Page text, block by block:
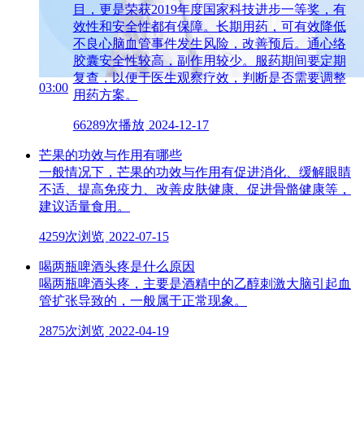
03:00
目，更是荣获2019年度国家科技进步一等奖，有
效性和安全性都有保障。长期用药，可有效降低
不良心脑血管事件发生风险，改善预后。通心络
胶囊安全性较高，副作用较少。服药期间要定期
复查，以便于医生观察疗效，判断是否需要调整
用药方案。
66289次播放 2024-12-17
芒果的功效与作用有哪些
一般情况下，芒果的功效与作用有促进消化、缓解眼睛
不适、提高免疫力、改善皮肤健康、促进骨骼健康等，
建议适量食用。
4259次浏览 2022-07-15
喝两瓶啤酒头疼是什么原因
喝两瓶啤酒头疼，主要是酒精中的乙醇刺激大脑引起血
管扩张导致的，一般属于正常现象。
2875次浏览 2022-04-19